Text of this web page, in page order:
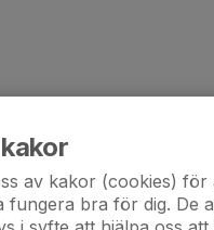
av kakor (cookies) för
fungera bra för dig. De